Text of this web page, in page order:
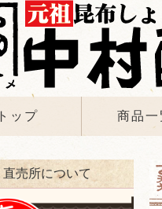
トップ 商品
直売所について